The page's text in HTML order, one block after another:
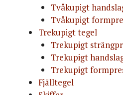
Tvåkupigt
Tvåkupigt
Trekupigt tegel
Trekupigt
Trekupigt
Trekupigt
Fjälltegel